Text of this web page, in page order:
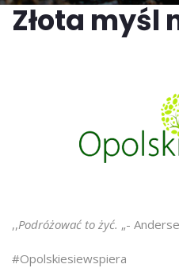
Złota myśl
,,Podróżować to żyć. „-
#Opolskiesiewspiera